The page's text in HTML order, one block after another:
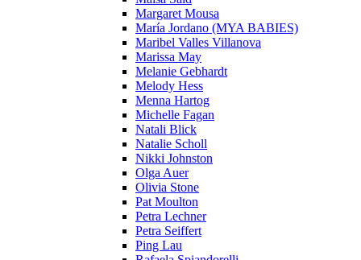
Margaret Mousa
María Jordano (MYA BABIES)
Maribel Valles Villanova
Marissa May
Melanie Gebhardt
Melody Hess
Menna Hartog
Michelle Fagan
Natali Blick
Natalie Scholl
Nikki Johnston
Olga Auer
Olivia Stone
Pat Moulton
Petra Lechner
Petra Seiffert
Ping Lau